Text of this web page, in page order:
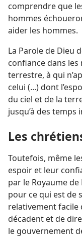
comprendre que
hommes
aider les hommes.
La Parole de Dieu
confiance dans les
terrestre, à qui
celui (...) dont
du ciel et de la
jusqu’à des temps
Les
Toutefois, même
espoir et leur
par le Royaume
pour ce qui est de
relativement facile
décadent et de
le gouvernement